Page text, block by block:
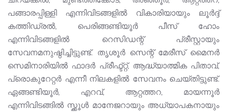
പങ്ങാരപ്പിള്ളി എന്നിവിടങ്ങളിൽ വികാരിയായും ലൂർദ്ദ്
കത്തിഡ്രൽ, പെരിങ്ങണ്ടിയൂർ പീസ് ഹോം
എന്നിവിടങ്ങളിൽ റെസിഡന്റ് പ്രീസ്റ്റായും
സേവനമനുഷ്ഠിച്ചിട്ടുണ്ട്. തൃശൂർ സെന്റ് മേരീസ് മൈനർ
സെമിനാരിയിൽ ഫാദർ പ്രീഫ്ട്റ്റ്, ആദ്ധ്യാത്മിക പിതാവ്,
പ്രൊകുറേറ്റർ എന്നീ നിലകളിൽ സേവനം ചെയ്തിട്ടുണ്ട്.
ഏങ്ങണ്ടിയൂർ, എറവ്, ആറ്റത്തറ, മായന്നൂർ
എന്നിവിടങ്ങിൽ സ്ക്കൂൾ മാനേജറായും അധ്യാപകനായും